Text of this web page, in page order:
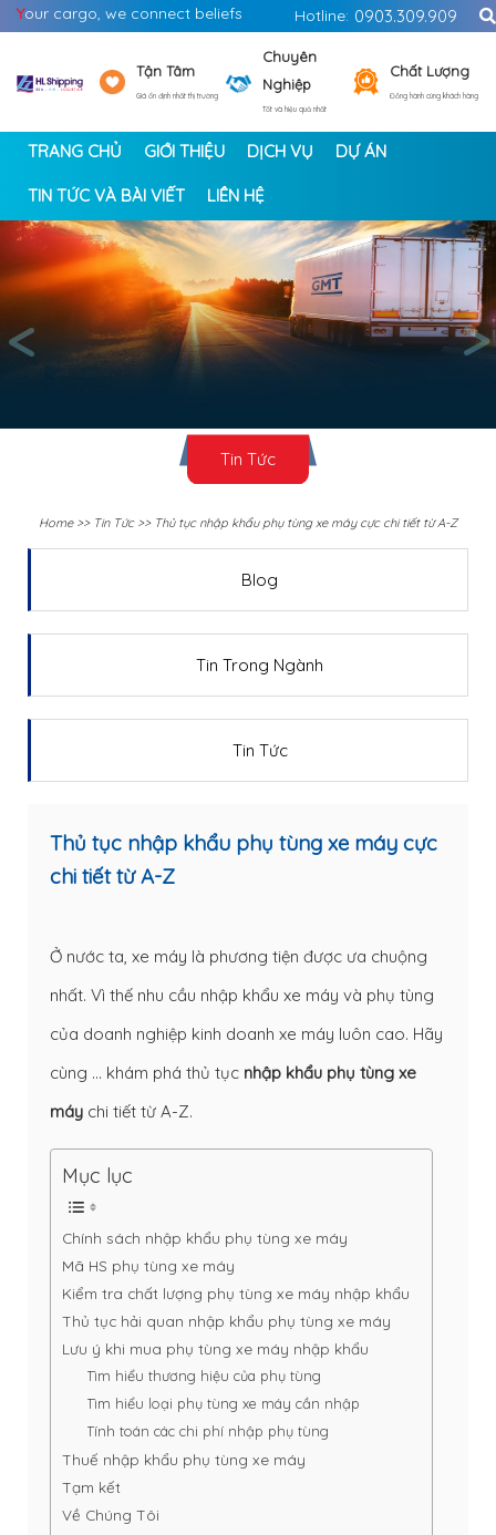
Your cargo, we connect beliefs Hotline: 0903.309.909
Tận Tâm
Giá ổn định nhất thị trường
Chuyên
Nghiệp
Tốt và hiệu quả nhất
Chất Lượng
Đồng hành cùng khách hàng
TRANG CHỦ GIỚI THIỆU DỊCH VỤ DỰ ÁN
TIN TỨC VÀ BÀI VIẾT LIÊN HỆ
< >
Tin Tức
Home>> Tin Tức>> Thủ tục nhập khẩu phụ tùng xe máy cực chi tiết từ A-Z
Blog
Tin Trong Ngành
Tin Tức
Thủ tục nhập khẩu phụ tùng xe máy cực
chi tiết từ A-Z
Ở nước ta, xe máy là phương tiện được ưa chuộng
nhất. Vì thế nhu cầu nhập khẩu xe máy và phụ tùng
của doanh nghiệp kinh doanh xe máy luôn cao. Hãy
cùng … khám phá thủ tục nhập khẩu phụ tùng xe
máy chi tiết từ A-Z.
Mục lục
Chính sách nhập khẩu phụ tùng xe máy
Mã HS phụ tùng xe máy
Kiểm tra chất lượng phụ tùng xe máy nhập khẩu
Thủ tục hải quan nhập khẩu phụ tùng xe máy
Lưu ý khi mua phụ tùng xe máy nhập khẩu
Tìm hiểu thương hiệu của phụ tùng
Tìm hiểu loại phụ tùng xe máy cần nhập
Tính toán các chi phí nhập phụ tùng
Thuế nhập khẩu phụ tùng xe máy
Tạm kết
Về Chúng Tôi